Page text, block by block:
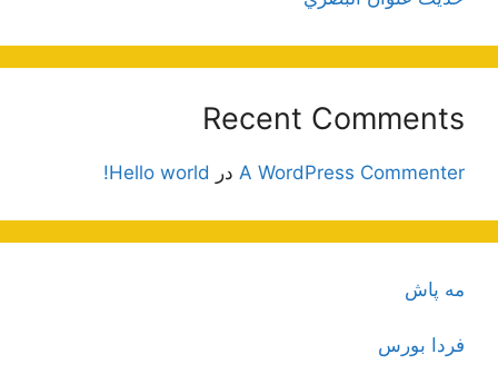
Recent Comments
A WordPress Commenter در Hello world!
مه پاش
فردا بورس